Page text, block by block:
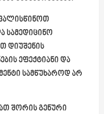
სამედიცინო
დიუშენის
ეფექტიანი და
სამწუხაროდ არ
შორის გენური